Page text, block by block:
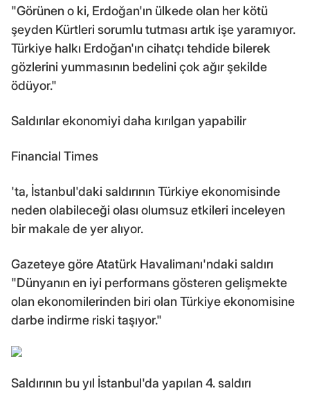
"Görünen o ki, Erdoğan'ın ülkede olan her kötü
şeyden Kürtleri sorumlu tutması artık işe yaramıyor.
Türkiye halkı Erdoğan'ın cihatçı tehdide bilerek
gözlerini yummasının bedelini çok ağır şekilde
ödüyor."
Saldırılar ekonomiyi daha kırılgan yapabilir
Financial Times
'ta, İstanbul'daki saldırının Türkiye ekonomisinde
neden olabileceği olası olumsuz etkileri inceleyen
bir makale de yer alıyor.
Gazeteye göre Atatürk Havalimanı'ndaki saldırı
"Dünyanın en iyi performans gösteren gelişmekte
olan ekonomilerinden biri olan Türkiye ekonomisine
darbe indirme riski taşıyor."
Saldırının bu yıl İstanbul'da yapılan 4. saldırı